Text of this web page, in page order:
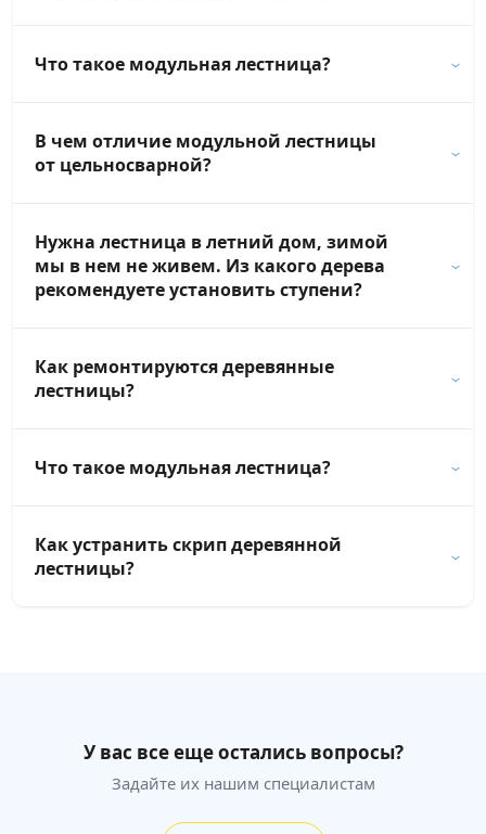
Что такое модульная лестница?
В чем отличие модульной лестницы
от цельносварной?
Нужна лестница в летний дом, зимой
мы в нем не живем. Из какого дерева
рекомендуете установить ступени?
Как ремонтируются деревянные
лестницы?
Что такое модульная лестница?
Как устранить скрип деревянной
лестницы?
У вас все еще остались вопросы?
Задайте их нашим специалистам